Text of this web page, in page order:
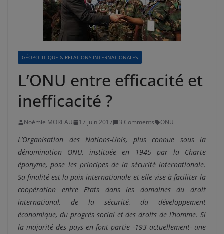
GÉOPOLITIQUE & RELATIONS INTERNATIONALES
L’ONU entre efficacité et
inefficacité ?
Noémie MOREAU 17 juin 2017 3 Comments ONU
L’Organisation des Nations-Unis, plus connue sous la
dénomination ONU, instituée en 1945 par la Charte
éponyme, pose les principes de la sécurité internationale.
Sa finalité est la paix internationale et elle vise à faciliter la
coopération entre Etats dans les domaines du droit
international, de la sécurité, du développement
économique, du progrès social et des droits de l’homme. Si
la majorité des pays en font partie -193 actuellement- une